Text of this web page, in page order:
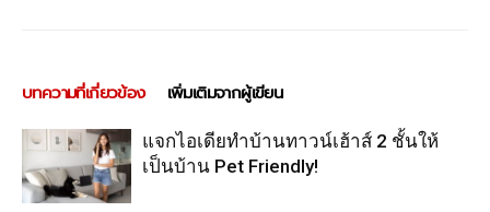
บทความที่เกี่ยวข้อง เพิ่มเติมจากผู้เขียน
แจกไอเดียทำบ้านทาวน์เฮ้าส์ 2 ชั้นให้
เป็นบ้าน Pet Friendly!